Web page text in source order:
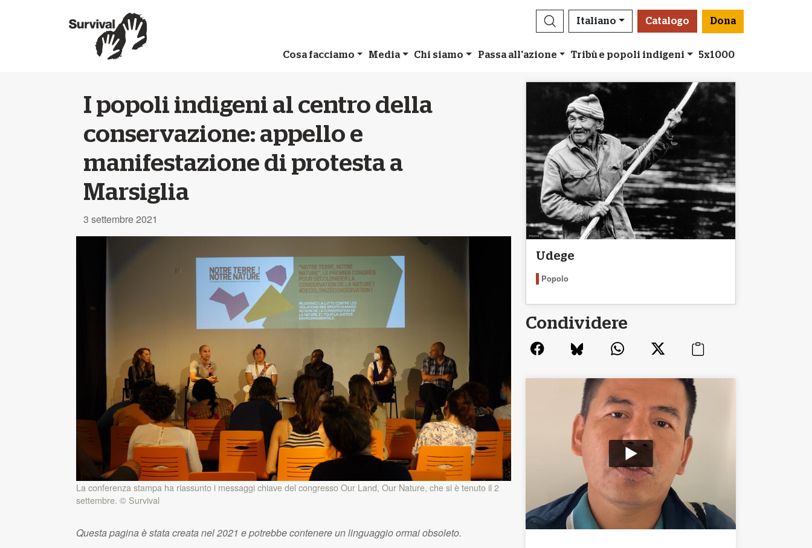
Italiano Catalogo Dona
Cosa facciamo Media Chi siamo Passa all'azione Tribù e popoli indigeni 5x1000
I popoli indigeni al centro della
conservazione: appello e
manifestazione di protesta a
Marsiglia
3 settembre 2021
La conferenza stampa ha riassunto i messaggi chiave del congresso Our Land, Our Nature, che si è tenuto il 2
settembre. © Survival
Questa pagina è stata creata nel 2021 e potrebbe contenere un linguaggio ormai obsoleto.
Udege
Popolo
Condividere